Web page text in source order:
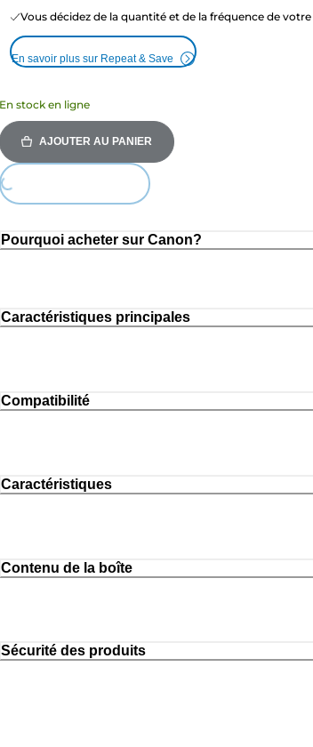
Vous décidez de la quantité et de la fréquence de
En savoir plus sur Repeat & Save
En stock en ligne
AJOUTER AU PANIER
Loading...
Pourquoi acheter sur Canon?
Caractéristiques principales
Compatibilité
Caractéristiques
Contenu de la boîte
Sécurité des produits